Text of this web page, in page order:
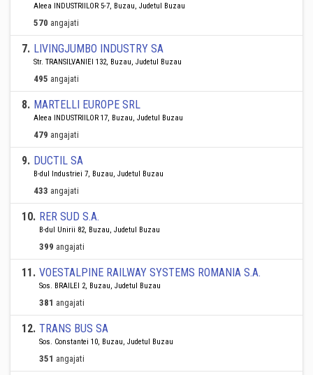
Aleea INDUSTRIILOR 5-7, Buzau, Judetul Buzau
570 angajati
7. LIVINGJUMBO INDUSTRY SA
Str. TRANSILVANIEI 132, Buzau, Judetul Buzau
495 angajati
8. MARTELLI EUROPE SRL
Aleea INDUSTRIILOR 17, Buzau, Judetul Buzau
479 angajati
9. DUCTIL SA
B-dul Industriei 7, Buzau, Judetul Buzau
433 angajati
10. RER SUD S.A.
B-dul Unirii 82, Buzau, Judetul Buzau
399 angajati
11. VOESTALPINE RAILWAY SYSTEMS ROMANIA S.A.
Sos. BRAILEI 2, Buzau, Judetul Buzau
381 angajati
12. TRANS BUS SA
Sos. Constantei 10, Buzau, Judetul Buzau
351 angajati